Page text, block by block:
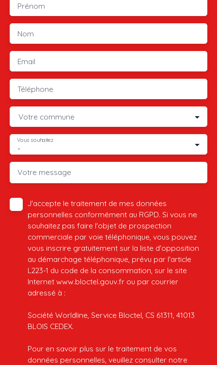
Prénom
Nom
Email
Téléphone
Votre commune
-
Vous souhaitez
Votre message
J'accepte le traitement de mes données
personnelles conformément au RGPD. Si vous ne
souhaitez pas faire l'objet de prospection
commerciale par voie téléphonique, vous pouvez
vous inscrire gratuitement sur la liste d'opposition
au démarchage téléphonique, prévu par l'article
L223-1 du code de la consommation, sur le site
Internet www.bloctel.gouv.fr ou par courrier
adressé à :
Société Worldline, Service Bloctel, CS 61311, 41013
BLOIS CEDEX.
Pour en savoir plus sur le traitement de vos
données personnelles, veuillez consulter notre